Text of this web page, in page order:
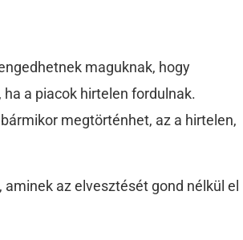
maguknak, hogy
a piacok hirtelen fordulnak.
megtörténhet, az a hirtelen,
az elvesztését gond nélkül el